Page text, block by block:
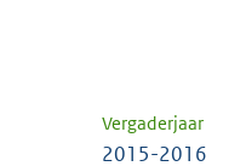
Vergaderjaar
2015-2016